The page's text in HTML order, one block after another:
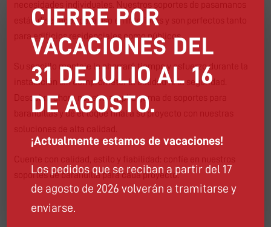
necesidades individuales. Nuestros soportes de pasamanos
están diseñados para uso en interiores y son perfectos tanto
para edificios residenciales como públicos.
Su sencillo montaje le ahorrará tiempo y esfuerzo durante la
instalación sin comprometer la calidad ni la seguridad.
Descubra ahora nuestra amplia gama de soportes para
barandillas y dé el toque final a su proyecto con nuestras
soluciones de alta calidad.
Cuente con calidad, estilo y fiabilidad: confíe en nuestros
soportes de barandilla para cada proyecto.
CIERRE POR
VACACIONES DEL
31 DE JULIO AL 16
DE AGOSTO.
¡Actualmente estamos de vacaciones!
Los pedidos que se reciban a partir del 17
de agosto de 2026 volverán a tramitarse y
enviarse.